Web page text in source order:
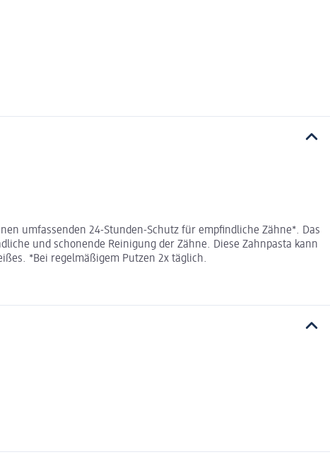
umfassenden 24-Stunden-Schutz für empfindliche Zähne*. Das
und schonende Reinigung der Zähne. Diese Zahnpasta kann
*Bei regelmäßigem Putzen 2x täglich.